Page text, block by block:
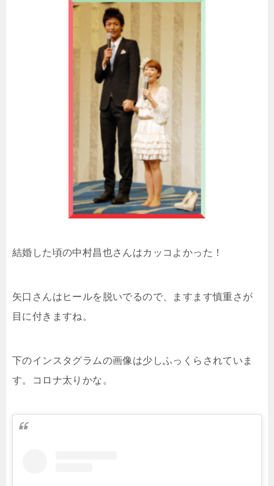
結婚した頃の中村昌也さんはカッコよかった！
矢口さんはヒールを脱いでるので、ますます慎重さが
目に付きますね。
下のインスタグラムの画像は少しふっくらされていま
す。コロナ太りかな。